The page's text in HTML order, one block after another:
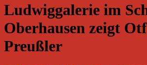
Ludwiggalerie im
Oberhausen zeigt
Preußler